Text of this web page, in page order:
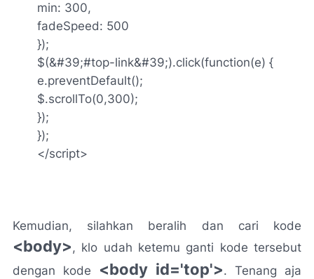
min: 300,
fadeSpeed: 500
});
$(&#39;#top-link&#39;).click(function(e) {
e.preventDefault();
$.scrollTo(0,300);
});
});
</script>
Kemudian, silahkan beralih dan cari kode
<body>, klo udah ketemu ganti kode tersebut
dengan kode <body id='top'>. Tenang aja